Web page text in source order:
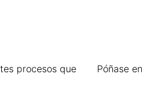
procesos que
Póñase